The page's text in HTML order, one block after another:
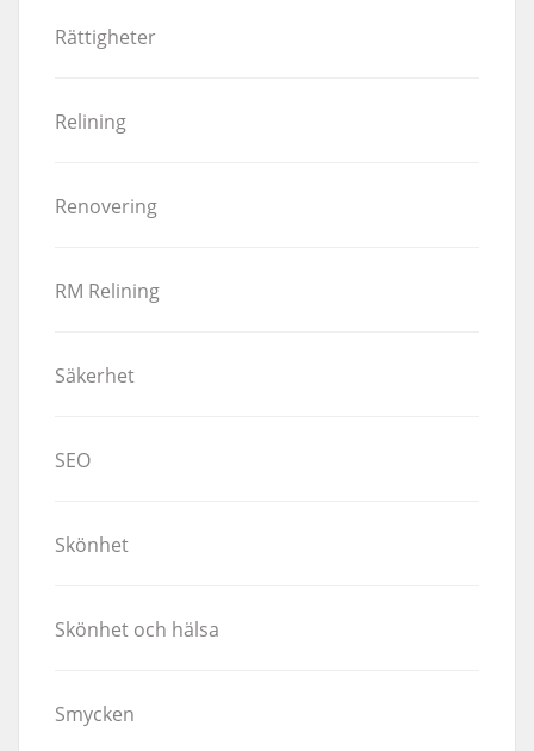
Rättigheter
Relining
Renovering
RM Relining
Säkerhet
SEO
Skönhet
Skönhet och hälsa
Smycken